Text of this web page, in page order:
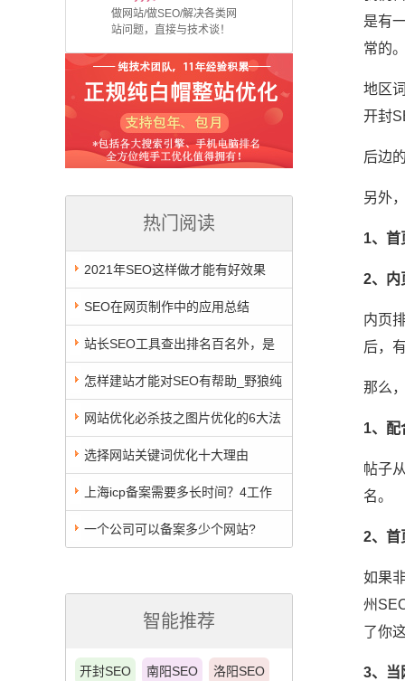
做网站/做SEO/解决各类网
站问题，直接与技术谈！
热门阅读
2021年SEO这样做才能有好效果
SEO在网页制作中的应用总结
站长SEO工具查出排名百名外，是
SEO出问题了吗？
怎样建站才能对SEO有帮助_野狼纯
白帽SEO新手教程（三）
网站优化必杀技之图片优化的6大法
宝 选择网站关键词优化十大理由
上海icp备案需要多长时间？4工作
日，有图有真相
一个公司可以备案多少个网站?
智能推荐
开封SEO 南阳SEO 洛阳SEO
是有
常的
地区
开封
后边
另外
1、首
2、内
内页
后，
那么
1、配
帖子
名。
2、首
如果
州
了你
3、当